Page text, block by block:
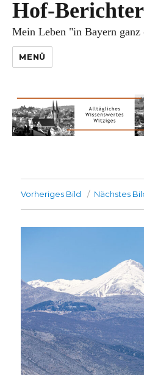
Hof-
Mein Leben "in Bayern ganz
MENÜ
Vorheriges Bild Nächstes